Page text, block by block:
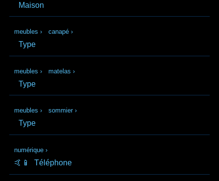
Maison
meubles › canapé ›
Type
meubles › matelas ›
Type
meubles › sommier ›
Type
numérique ›
🤙📱 Téléphone